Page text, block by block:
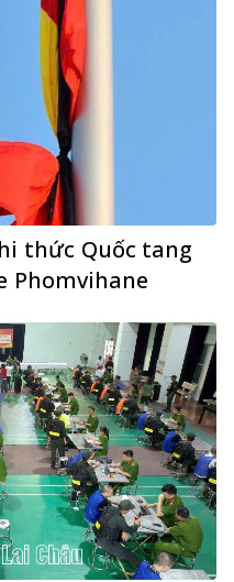
thức Quốc tang
Phomvihane